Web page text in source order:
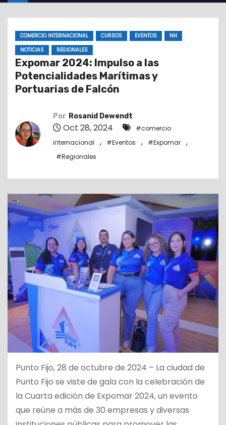
o
COMERCIO INTERNACIONAL CURSOS EVENTOS
NH
NOTICIAS
REGIONALES
Expomar 2024: Impulso a las
Potencialidades Marítimas y
Portuarias de Falcón
Por Rosanid Dewendt
Oct 28, 2024
#comercio
internacional
, #Eventos , #Expomar ,
#Regionales
Punto Fijo, 28 de octubre de 2024 – La ciudad de
Punto Fijo se viste de gala con la celebración de
la Cuarta edición de Expomar 2024, un evento
que reúne a más de 30 empresas y diversas